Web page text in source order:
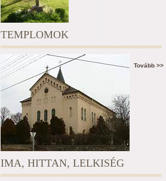
TEMPLOMOK
Tovább >>
IMA, HITTAN, LELKISÉG